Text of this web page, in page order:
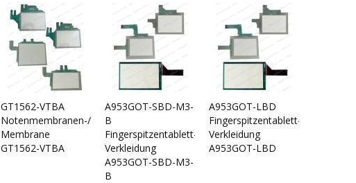
GT1562-VTBA
Notenmembranen-/Touch-
Membrane
GT1562-VTBA
A953GOT-SBD-M3-
B
Fingerspitzentablett-/Touch-
Verkleidung
A953GOT-SBD-M3-
B
A953GOT-LBD
Fingerspitzentablett-/Touch-
Verkleidung
A953GOT-LBD